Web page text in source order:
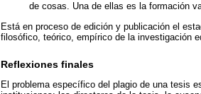
de cosas. Una de ellas es la formación
Está en proceso de edición y publicación el
filosófico, teórico, empírico de la investigación
Reflexiones finales
El problema específico del plagio de una tesis